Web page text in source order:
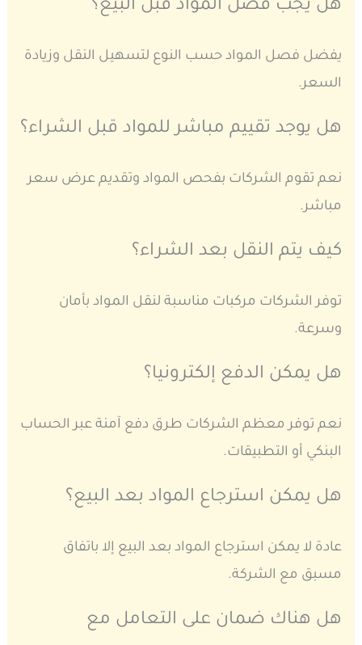
هل يجب فصل المواد قبل البيع؟
يفضل فصل المواد حسب النوع لتسهيل النقل وزيادة
السعر.
هل يوجد تقييم مباشر للمواد قبل الشراء؟
نعم تقوم الشركات بفحص المواد وتقديم عرض سعر
مباشر.
كيف يتم النقل بعد الشراء؟
توفر الشركات مركبات مناسبة لنقل المواد بأمان
وسرعة.
هل يمكن الدفع إلكترونيا؟
نعم توفر معظم الشركات طرق دفع آمنة عبر الحساب
البنكي أو التطبيقات.
هل يمكن استرجاع المواد بعد البيع؟
عادة لا يمكن استرجاع المواد بعد البيع إلا باتفاق
مسبق مع الشركة.
هل هناك ضمان على التعامل مع